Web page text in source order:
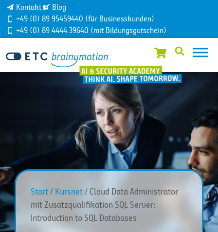
Kontakt
Blog
+49 (0) 89 95459440 (für Businesskunden)
+49 (0) 89 4444 39640 (mit Bildungsgutschein)
Start / Kursnet/ Cloud Data Administrator
mit Zusatzqualifikation SQL Server:
Introduction to SQL Databases